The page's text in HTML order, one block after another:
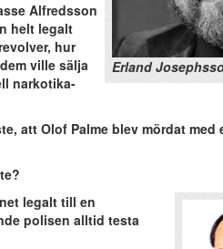
Erland
Alfredsson
helt legalt
hur
ville sälja
narkotika-
att Olof Palme blev mördat med
legalt till en
polisen alltid testa